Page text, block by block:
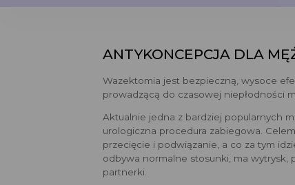
ANTYKONCEPCJA DLA
Wazektomia jest bezpieczną, wysoce
prowadzącą do czasowej niepłodności
Aktualnie jedna z bardziej popularnych
urologiczna procedura zabiegowa.
przecięcie i podwiązanie, a co za tym
odbywa normalne stosunki, ma wytrysk,
partnerki.